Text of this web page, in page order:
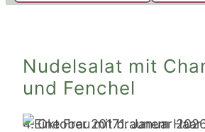
Nudelsalat mit
und Fenchel
4. Oktober 20171. Januar